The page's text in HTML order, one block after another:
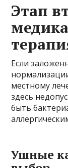
Этап
Если
местному
здесь
быть
Ушные